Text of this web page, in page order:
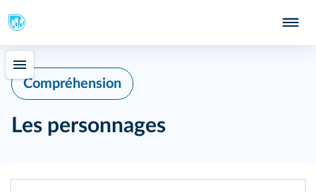
Compréhension
Les personnages